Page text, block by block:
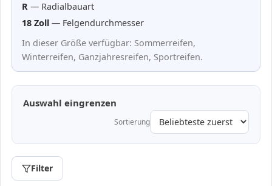
R — Radialbauart
18 Zoll — Felgendurchmesser
In dieser Größe verfügbar: Sommerreifen,
Winterreifen, Ganzjahresreifen, Sportreifen.
Auswahl eingrenzen
Sortierung
Filter